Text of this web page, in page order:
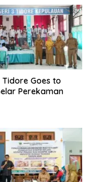
Tidore Goes to
Perekaman